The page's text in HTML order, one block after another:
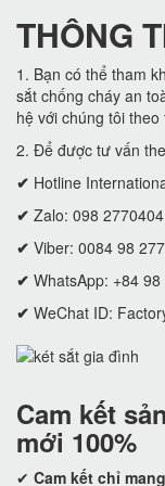
THÔNG
1. Bạn có thể tham
sắt chống cháy an
hệ với chúng tôi
2. Để được tư vấn
✔ Hotline
✔ Zalo: 098 2770404
✔ Viber: 0084 98
✔ WhatsApp: +84
✔ WeChat ID:
Cam kết
mới 100%
✔ Cam kết chỉ